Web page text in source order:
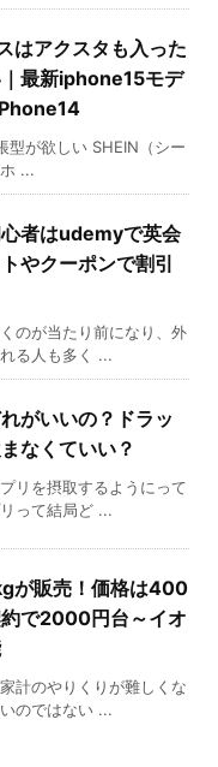
はアクスタも入った
最新iphone15モデ
が欲しい SHEIN（シー
...
心者はudemyで英会
やクーポンで割引
のが当たり前になり、外
る人も多く ...
がいいの？ドラッ
なくていい？
リを摂取するようにって
って結局ど ...
が販売！価格は400
で2000円台～イオ
計のやりくりが難しくな
のではない ...